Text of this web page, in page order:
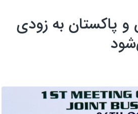
و پاکستان به زودی